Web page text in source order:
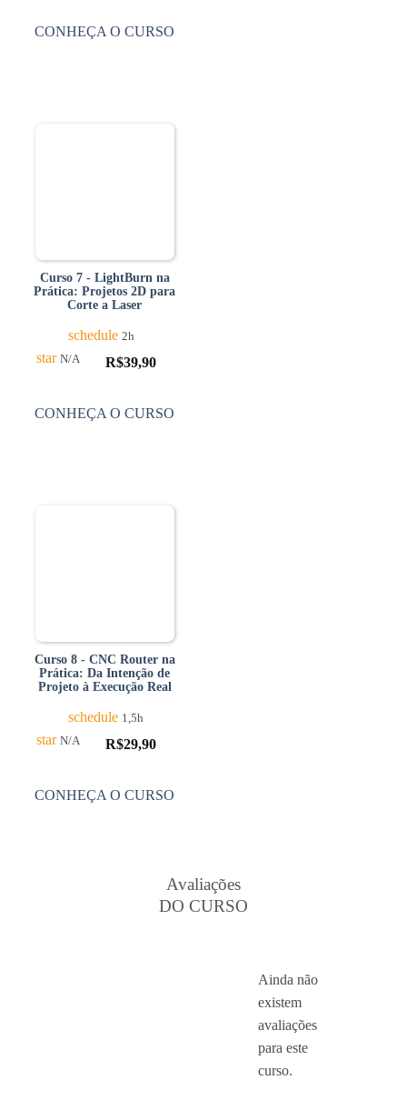
CONHEÇA O CURSO
Curso 7 - LightBurn na
Prática: Projetos 2D para
Corte a Laser
schedule 2h
star N/A R$39,90
CONHEÇA O CURSO
Curso 8 - CNC Router na
Prática: Da Intenção de
Projeto à Execução Real
schedule 1,5h
star N/A R$29,90
CONHEÇA O CURSO
Avaliações
DO CURSO
Ainda não
existem
avaliações
para este
curso.